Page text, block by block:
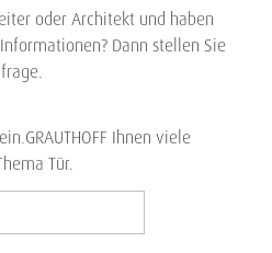
oder Architekt und haben
Dann stellen Sie
Ihnen viele
Tür.